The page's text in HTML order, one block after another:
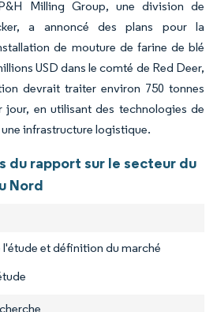
Milling Group, une division de
a annoncé des plans pour la
de mouture de farine de blé
USD dans le comté de Red Deer,
devrait traiter environ 750 tonnes
jour, en utilisant des technologies de
infrastructure logistique.
du rapport sur le secteur du
Nord
l'étude et définition du marché